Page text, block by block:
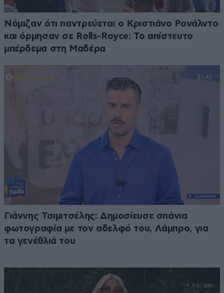
Νόμιζαν ότι παντρεύεται ο Κριστιάνο Ρονάλντο
και όρμησαν σε Rolls-Royce: Το απίστευτο
μπέρδεμα στη Μαδέρα
Γιάννης Τσιμιτσέλης: Δημοσίευσε σπάνια
φωτογραφία με τον αδελφό του, Λάμπρο, για
τα γενέθλιά του